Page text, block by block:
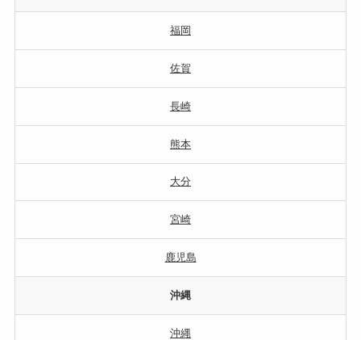
福岡
佐賀
長崎
熊本
大分
宮崎
鹿児島
沖縄
沖縄